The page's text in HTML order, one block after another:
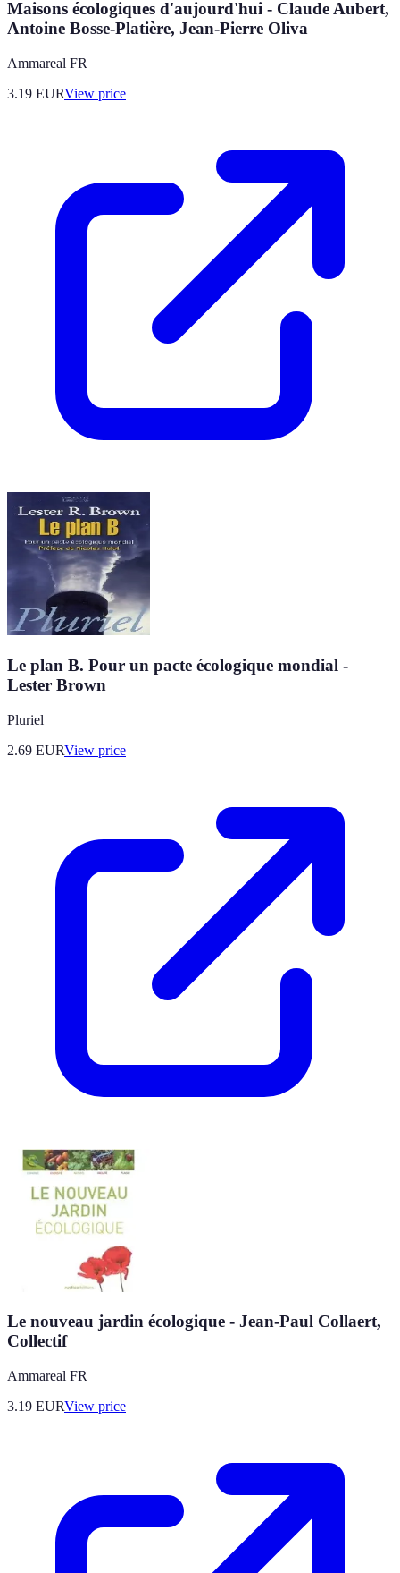
Maisons écologiques d'aujourd'hui - Claude Aubert,
Antoine Bosse-Platière, Jean-Pierre Oliva
Ammareal FR
3.19 EURView price
Le plan B. Pour un pacte écologique mondial -
Lester Brown
Pluriel
2.69 EURView price
Le nouveau jardin écologique - Jean-Paul Collaert,
Collectif
Ammareal FR
3.19 EURView price